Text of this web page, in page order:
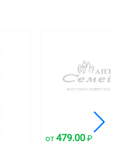
от479.00 ₽